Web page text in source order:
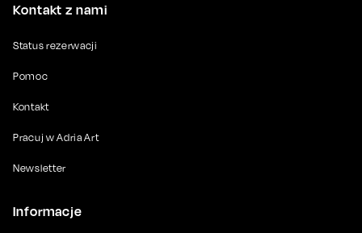
Kontakt z nami
Status rezerwacji
Pomoc
Kontakt
Pracuj w Adria Art
Newsletter
Informacje